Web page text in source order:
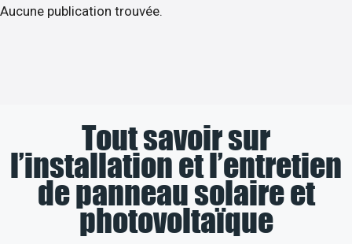
Aucune publication trouvée.
Tout savoir sur
l’installation et l’entretien
de panneau solaire et
photovoltaïque